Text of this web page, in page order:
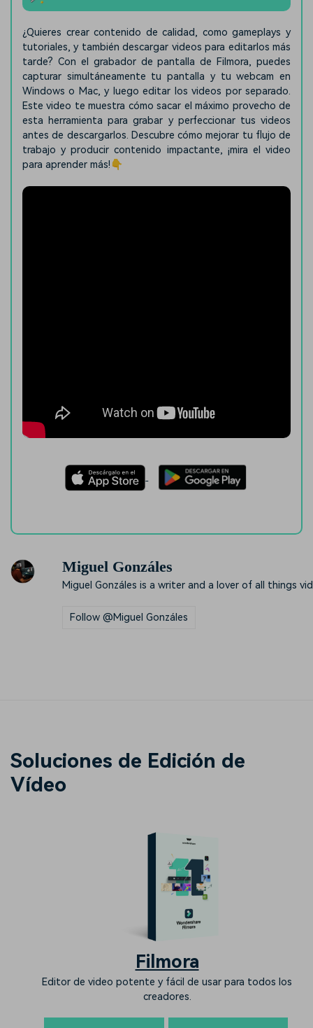
¿Quieres crear contenido de calidad, como gameplays y
tutoriales, y también descargar videos para editarlos más
tarde? Con el grabador de pantalla de Filmora, puedes
capturar simultáneamente tu pantalla y tu webcam en
Windows o Mac, y luego editar los videos por separado.
Este video te muestra cómo sacar el máximo provecho de
esta herramienta para grabar y perfeccionar tus videos
antes de descargarlos. Descubre cómo mejorar tu flujo de
trabajo y producir contenido impactante, ¡mira el video
para aprender más!👇
Miguel Gonzáles
Miguel Gonzáles is a writer and a lover of all things
Follow @Miguel Gonzáles
Soluciones de Edición de
Vídeo
Filmora
Editor de video potente y fácil de usar para todos los
creadores.